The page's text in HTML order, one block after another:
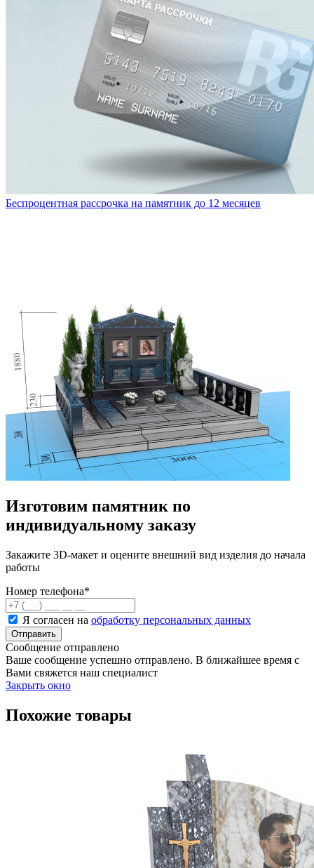
Беспроцентная рассрочка на памятник до 12 месяцев
Изготовим памятник по
индивидуальному заказу
Закажите 3D-макет и оцените внешний вид изделия до начала
работы
Номер телефона*
Я согласен на обработку персональных данных
Сообщение отправлено
Ваше сообщение успешно отправлено. В ближайшее время с
Вами свяжется наш специалист
Закрыть окно
Похожие товары